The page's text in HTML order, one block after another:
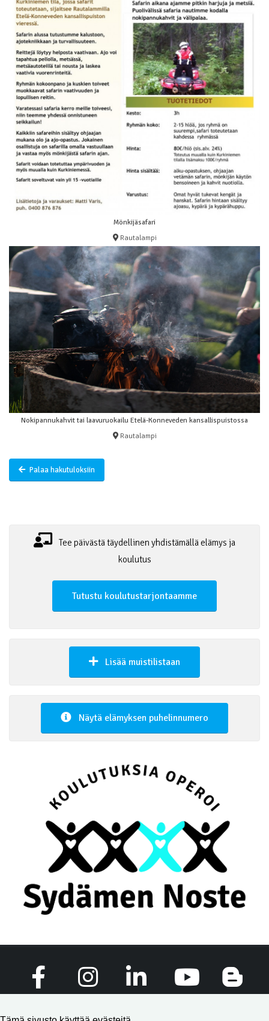
Mönkijäsafari
Rautalampi
Nokipannukahvit tai laavuruokailu Etelä-Konneveden kansallispuistossa
Rautalampi
Palaa hakutuloksiin
Tee päivästä täydellinen yhdistämällä elämys ja
koulutus
Tutustu koulutustarjontaamme
Lisää muistilistaan
Näytä elämyksen puhelinnumero